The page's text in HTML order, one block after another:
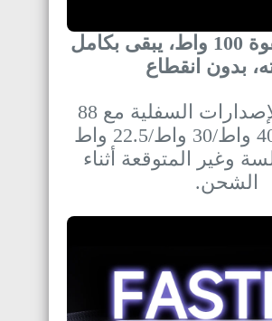
شحن سريع بقوة 100 واط، يبقى بكامل
بدون انقطاع
متوافق مع الإصدارات السفلية مع 88
واط/66 واط/40 واط/30 واط/22.5 واط
وغير المتوقعة أثناء
الشحن.